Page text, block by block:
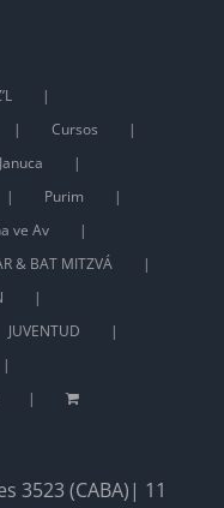
Cursos
Januca
Purim
ve Av
& BAT MITZVÁ
JUVENTUD
3523 (CABA)| 11